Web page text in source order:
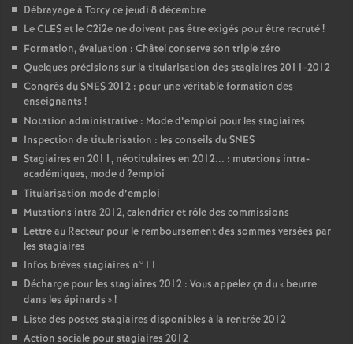
Débrayage à Torcy ce jeudi 8 décembre
LeCLESet le C2i2e ne doivent pas être exigés pour être recruté!
Formation, évaluation : Châtel conserve son triple zéro
Quelques précisions sur la titularisation des stagiaires 2011-2012
Congrès duSNES2012 : pour une véritable formation des
enseignants !
Notation administrative : Mode d’emploi pour les stagiaires
Inspection de titularisation : les conseils duSNES
Stagiaires en 2011, néotitulaires en 2012... : mutations intra-
académiques, mode d ?emploi
Titularisation mode d’emploi
Mutations intra 2012, calendrier et rôle des commissions
Lettre au Recteur pour le remboursement des sommes versées par
les stagiaires
Infos brèves stagiaires n°11
Décharge pour les stagiaires 2012 : Vous appelez ça du « beurre
dans les épinards »!
Liste des postes stagiaires disponibles à la rentrée 2012
Action sociale pour stagiaires 2012